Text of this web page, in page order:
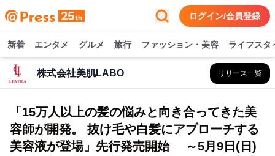
ログイン/会員登録
新着 エンタメ グルメ 旅行 ファッション・美容 ライフスタ
株式会社美肌LABO リリース一覧
「15万人以上の髪の悩みと向き合ってきた美
容師が開発。 抜け毛や白髪にアプローチする
美容液が登場」先行発売開始 ～5月9日(日)